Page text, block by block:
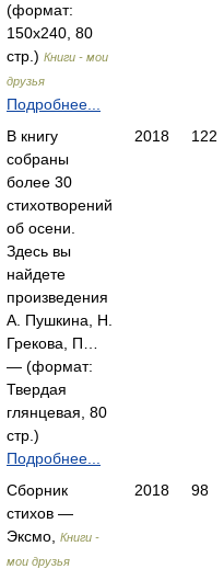
(формат:
150x240, 80
стр.) Книги - мои
друзья
Подробнее...
В книгу
собраны
более 30
стихотворений
об осени.
Здесь вы
найдете
произведения
А. Пушкина, Н.
Грекова, П…
— (формат:
Твердая
глянцевая, 80
стр.)
Подробнее...
2018 122
Сборник
стихов —
Эксмо,
Книги -
мои друзья
2018 98